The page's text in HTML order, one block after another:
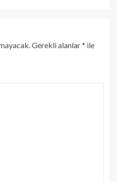
Gerekli alanlar* ile